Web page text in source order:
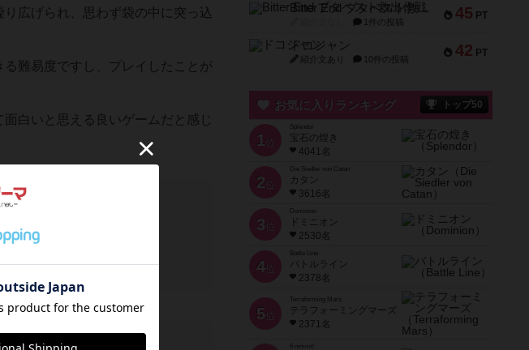
広げられ、思わず袋の中に突っ込
難易度ですし、プレイしたことが
白いと思える良いゲームだと感じ
45 PT
Bitter End ブタペスト救出作戦
1件の投稿
42 PT
ドコジャン
紹介文あり 10件の投稿
お気に入りランキング トップ50
1 位
宝石の煌き
4041名
2 位
Die Siedler von Catan
カタン
3616名
3 位
ドミニオン
2530名
4位
Battle Line
バトルライン
2378名
5 位
Terraforming Mars
テラフォーミングマーズ
2371名